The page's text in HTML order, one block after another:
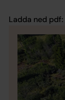
Ladda ned pdf: